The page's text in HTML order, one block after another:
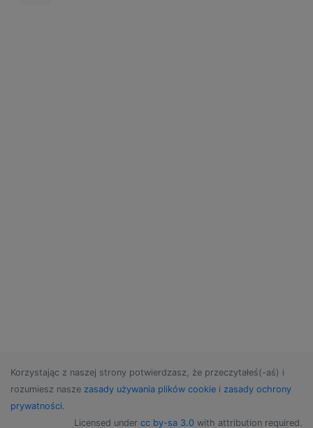
Korzystając z naszej strony potwierdzasz, że przeczytałeś(-aś) i
rozumiesz nasze zasady używania plików cookie i zasady ochrony
prywatności.
Licensed under cc by-sa 3.0 with attribution required.